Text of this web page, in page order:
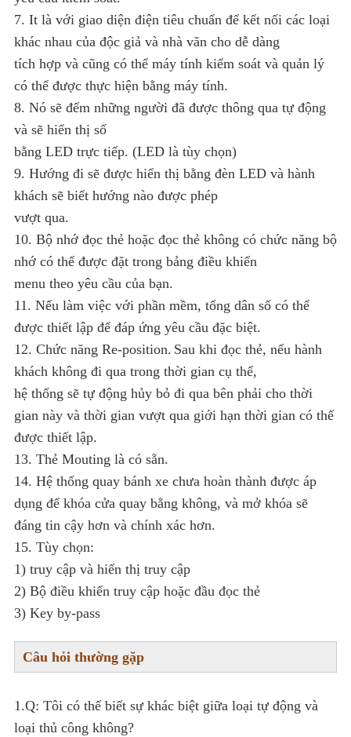
7. It là với giao diện điện tiêu chuẩn để kết nối các loại
khác nhau của độc giả và nhà văn cho dễ dàng
tích hợp và cũng có thể máy tính kiểm soát và quản lý
có thể được thực hiện bằng máy tính.
8. Nó sẽ đếm những người đã được thông qua tự động
và sẽ hiển thị số
bằng LED trực tiếp. (LED là tùy chọn)
9. Hướng đi sẽ được hiển thị bằng đèn LED và hành
khách sẽ biết hướng nào được phép
vượt qua.
10. Bộ nhớ đọc thẻ hoặc đọc thẻ không có chức năng bộ
nhớ có thể được đặt trong bảng điều khiển
menu theo yêu cầu của bạn.
11. Nếu làm việc với phần mềm, tổng dân số có thể
được thiết lập để đáp ứng yêu cầu đặc biệt.
12. Chức năng Re-position. Sau khi đọc thẻ, nếu hành
khách không đi qua trong thời gian cụ thể,
hệ thống sẽ tự động hủy bỏ đi qua bên phải cho thời
gian này và thời gian vượt qua giới hạn thời gian có thể
được thiết lập.
13. Thẻ Mouting là có sẵn.
14. Hệ thống quay bánh xe chưa hoàn thành được áp
dụng để khóa cửa quay bằng không, và mở khóa sẽ
đáng tin cậy hơn và chính xác hơn.
15. Tùy chọn:
1) truy cập và hiển thị truy cập
2) Bộ điều khiển truy cập hoặc đầu đọc thẻ
3) Key by-pass
Câu hỏi thường gặp
1.Q: Tôi có thể biết sự khác biệt giữa loại tự động và
loại thủ công không?